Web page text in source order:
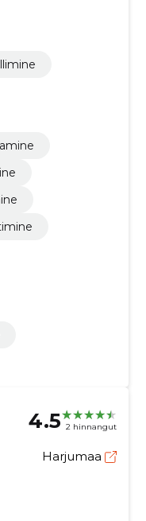
4.5 2 hinnangut
Harjumaa